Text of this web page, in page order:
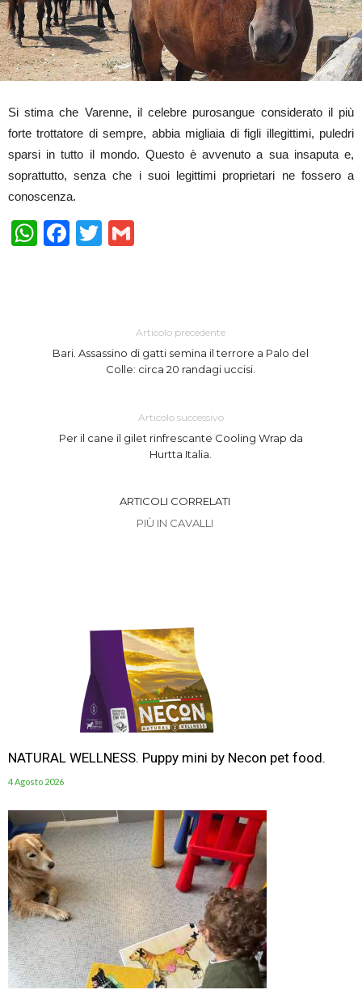
Si stima che Varenne, il celebre purosangue considerato il più
forte trottatore di sempre, abbia migliaia di figli illegittimi, puledri
sparsi in tutto il mondo. Questo è avvenuto a sua insaputa e,
soprattutto, senza che i suoi legittimi proprietari ne fossero a
conoscenza.
WhatsApp
Facebook
Twitter
Articolo precedente
Bari. Assassino di gatti semina il terrore a Palo del
Colle: circa 20 randagi uccisi.
Articolo successivo
Per il cane il gilet rinfrescante Cooling Wrap da
Hurtta Italia.
ARTICOLI CORRELATI
PIÙ IN CAVALLI
NATURAL WELLNESS. Puppy mini by Necon pet food.
4 Agosto 2026